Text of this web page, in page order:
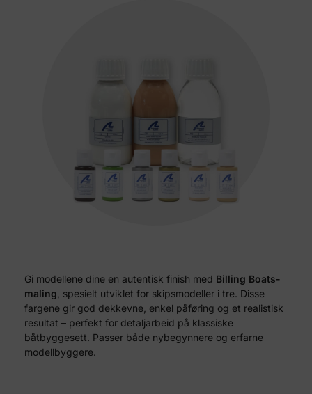
Gi modellene dine en autentisk finish med Billing Boats-
maling , spesielt utviklet for skipsmodeller i tre. Disse
fargene gir god dekkevne, enkel påføring og et realistisk
resultat – perfekt for detaljarbeid på klassiske
båtbyggesett. Passer både nybegynnere og erfarne
modellbyggere.